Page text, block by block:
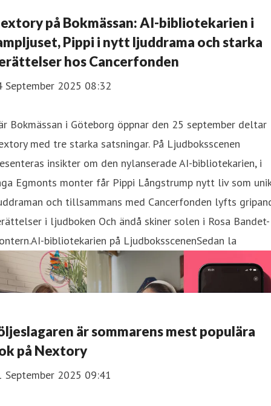
på Bokmässan: AI-bibliotekarien i
Pippi i nytt ljuddrama och starka
hos Cancerfonden
September 2025 08:32
Bokmässan i Göteborg öppnar den 25 september deltar
med tre starka satsningar. På Ljudboksscenen
insikter om den nylanserade AI-bibliotekarien, i
Egmonts monter får Pippi Långstrump nytt liv som
och tillsammans med Cancerfonden lyfts
i ljudboken Och ändå skiner solen i Rosa Bandet-
bibliotekarien på LjudboksscenenSedan la
är sommarens mest populära
på Nextory
September 2025 09:41